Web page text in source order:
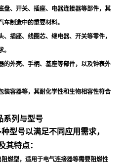
盘、开关、插座、电器连接器等部件，其
车制造中的重要材料。
、插座、线圈芯、继电器、开关等零件，
。
的外壳、手柄、基座等部件，以及钟表外
装容器等，其耐化学性和生物相容性符合
系列与型号
型号以满足不同应用需求，
其特点：
阻燃型，适用于电气连接器等需要阻燃性